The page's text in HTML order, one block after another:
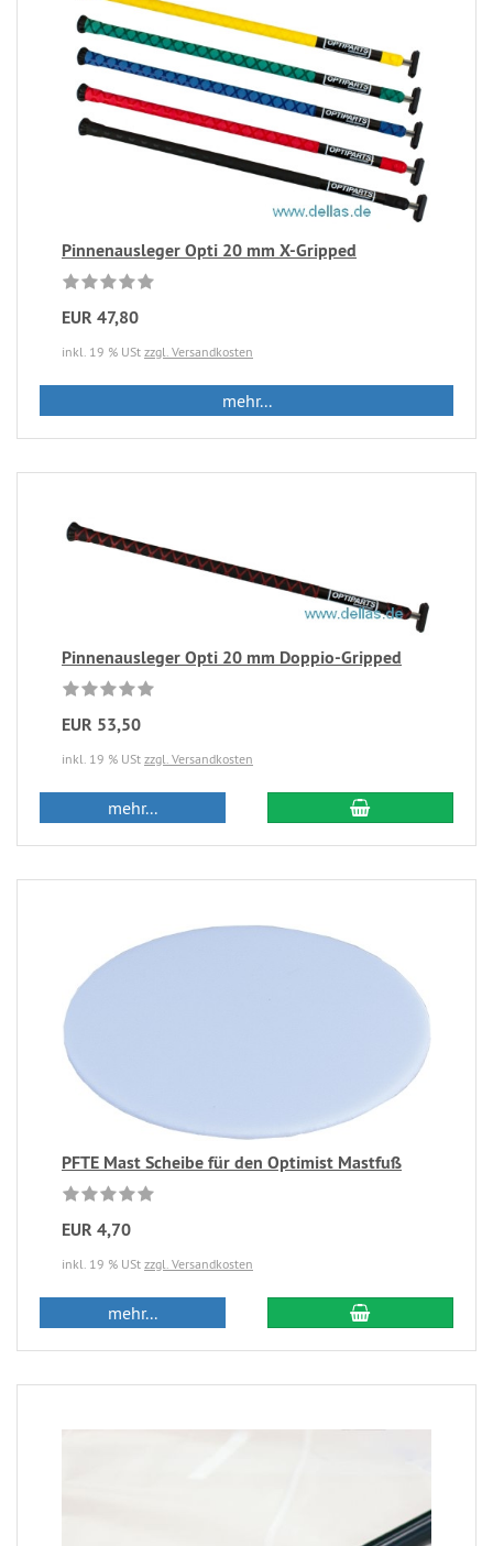
Pinnenausleger Opti 20 mm X-Gripped
EUR 47,80
inkl. 19 % USt zzgl. Versandkosten
mehr...
Pinnenausleger Opti 20 mm Doppio-Gripped
EUR 53,50
inkl. 19 % USt zzgl. Versandkosten
mehr...
PFTE Mast Scheibe für den Optimist Mastfuß
EUR 4,70
inkl. 19 % USt zzgl. Versandkosten
mehr...